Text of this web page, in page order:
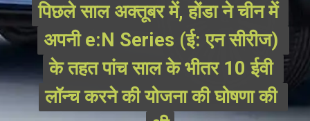
पिछले साल अक्तूबर में, होंडा ने चीन में
अपनी e:N Series (ई: एन सीरीज)
के तहत पांच साल के भीतर 10 ईवी
लॉन्च करने की योजना की घोषणा की
पिछले साल अक्तूबर में, होंडा ने चीन में
अपनी e:N Series (ई: एन सीरीज)
के तहत पांच साल के भीतर 10 ईवी
लॉन्च करने की योजना की घोषणा की